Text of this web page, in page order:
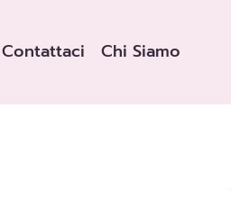
Contattaci Chi Siamo